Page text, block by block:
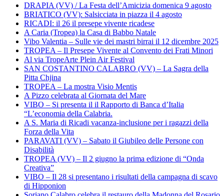
DRAPIA (VV) / La Festa dell’Amicizia domenica 9 agosto
BRIATICO (VV): Salsicciata in piazza il 4 agosto
RICADI: il 26 il presepe vivente ricadese
A Caria (Tropea) la Casa di Babbo Natale
Vibo Valentia – Sulle vie dei mastri birrai il 12 dicembre 2025
TROPEA – Il Presepe Vivente al Convento dei Frati Minori
Al via TropeArte Plein Air Festival
SAN COSTANTINO CALABRO (VV) – La Sagra della
Pitta Chjina
TROPEA – La mostra Visio Mentis
A Pizzo celebrata al Giornata del Mare
VIBO – Si presenta il il Rapporto di Banca d’Italia
“L’economia della Calabria.
A S. Maria di Ricadi vacanza-inclusione per i ragazzi della
Forza della Vita
PARAVATI (VV) – Sabato il Giubileo delle Persone con
Disabilità
TROPEA (VV) – Il 2 giugno la prima edizione di “Onda
Creativa”
VIBO – Il 28 si presentano i risultati della campagna di scavo
di Hipponion